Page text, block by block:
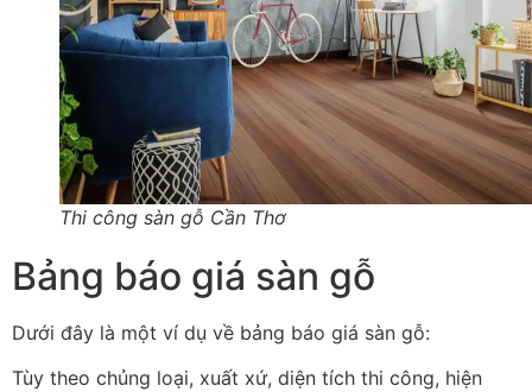
Thi công sàn gỗ Cần Thơ
Bảng báo giá sàn gỗ
Dưới đây là một ví dụ về bảng báo giá sàn gỗ:
Tùy theo chủng loại, xuất xứ, diện tích thi công, hiện